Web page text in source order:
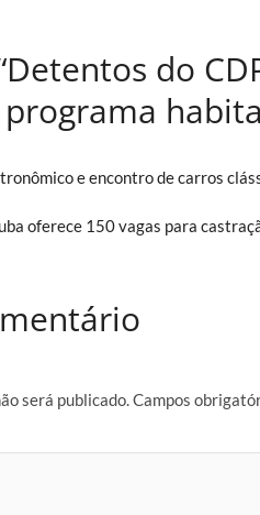
do
e encontro de carros
oferece 150 vagas para
será publicado.Campos